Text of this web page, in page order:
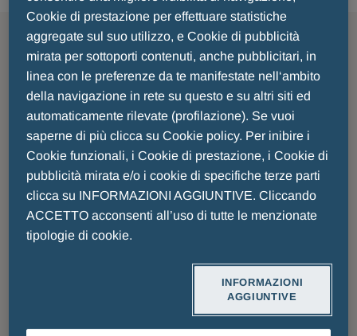
VORREI
INFORMAZIONI SU
Gruppo Menarini
Cookie di prestazione per effettuare statistiche
aggregate sul suo utilizzo, e Cookie di pubblicità
mirata per sottoporti contenuti, anche pubblicitari, in
linea con le preferenze da te manifestate nell‘ambito
della navigazione in rete su questo e su altri siti ed
automaticamente rilevate (profilazione). Se vuoi
saperne di più clicca su Cookie policy. Per inibire i
Cookie funzionali, i Cookie di prestazione, i Cookie di
pubblicità mirata e/o i cookie di specifiche terze parti
clicca su INFORMAZIONI AGGIUNTIVE. Cliccando
ACCETTO acconsenti all’uso di tutte le menzionate
tipologie di cookie.
INFORMAZIONI
AGGIUNTIVE